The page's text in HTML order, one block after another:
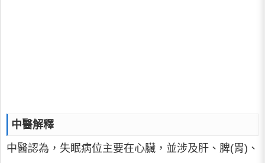
中醫解釋
中醫認為，失眠病位主要在心臟，並涉及肝、脾(胃)、